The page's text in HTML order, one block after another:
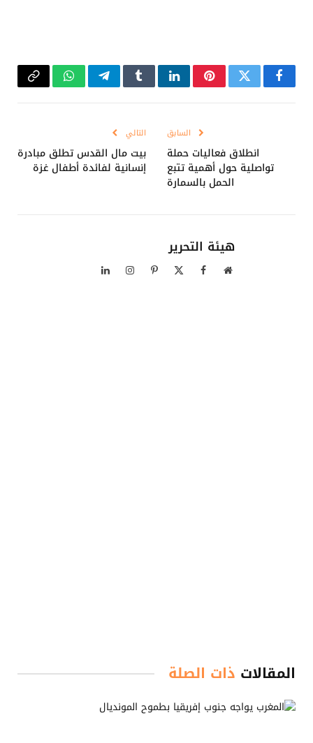
فيسبوكتويتر بينتيريستلينكدإنTumblrتيلقرامواتسابCopy
السابق
انطلاق فعاليات حملة
تواصلية حول أهمية تتبع
الحمل بالسمارة
التالي
بيت مال القدس تطلق مبادرة
إنسانية لفائدة أطفال غزة
هيئة التحرير
موقع فيسبوك بينتيريستالانستغراملينكدإن
المقالات ذات الصلة